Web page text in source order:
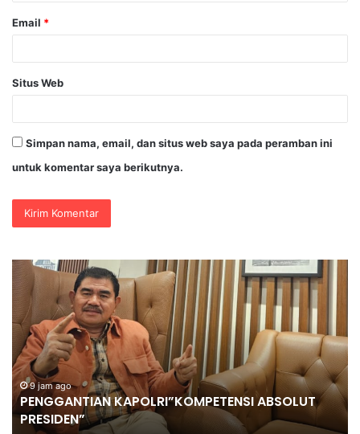
Email *
Situs Web
Simpan nama, email, dan situs web saya pada peramban ini
untuk komentar saya berikutnya.
PENGGANTIAN
KAPOLRI”KOMPETENSI
ABSOLUT
PRESIDEN”
9 jam ago
PENGGANTIAN KAPOLRI”KOMPETENSI ABSOLUT
PRESIDEN”